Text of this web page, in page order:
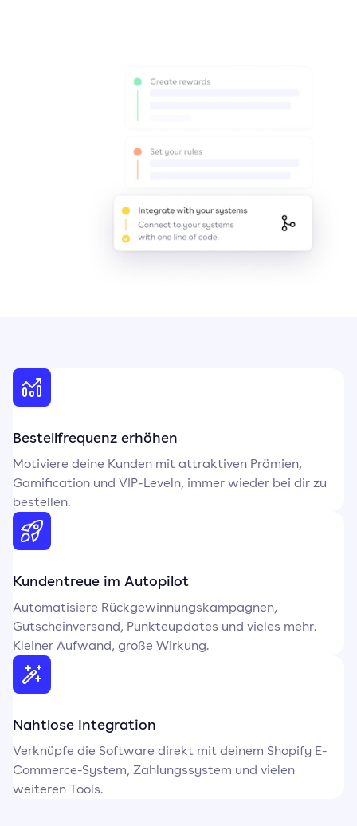
Bestellfrequenz erhöhen
Motiviere deine Kunden mit attraktiven Prämien,
Gamification und VIP-Leveln, immer wieder bei dir zu
bestellen.
Kundentreue im Autopilot
Automatisiere Rückgewinnungskampagnen,
Gutscheinversand, Punkteupdates und vieles mehr.
Kleiner Aufwand, große Wirkung.
Nahtlose Integration
Verknüpfe die Software direkt mit deinem Shopify E-
Commerce-System, Zahlungssystem und vielen
weiteren Tools.